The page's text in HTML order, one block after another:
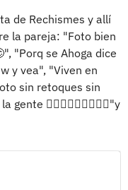
de Rechismes y allí
la pareja: "Foto bien
"Porq se Ahoga dice
y vea", "Viven en
sin retoques sin
🤷🏻‍♀️🤷🏻‍♀️🤷🏻‍♀️"y